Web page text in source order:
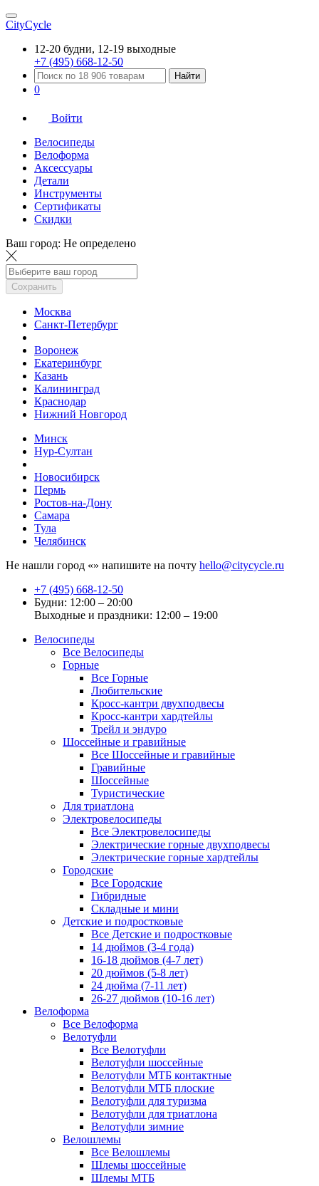
CityCycle
12-20 будни, 12-19 выходные
+7 (495) 668-12-50
Найти
0
Войти
Велосипеды
Велоформа
Аксессуары
Детали
Инструменты
Сертификаты
Скидки
Ваш город: Не определено
Сохранить
Москва
Санкт-Петербург
Воронеж
Екатеринбург
Казань
Калининград
Краснодар
Нижний Новгород
Минск
Нур-Султан
Новосибирск
Пермь
Ростов-на-Дону
Самара
Тула
Челябинск
Не нашли город «» напишите на почту hello@citycycle.ru
+7 (495) 668-12-50
Будни: 12:00 – 20:00
Выходные и праздники: 12:00 – 19:00
Велосипеды
Все Велосипеды
Горные
Все Горные
Любительские
Кросс-кантри двухподвесы
Кросс-кантри хардтейлы
Трейл и эндуро
Шоссейные и гравийные
Все Шоссейные и гравийные
Гравийные
Шоссейные
Туристические
Для триатлона
Электровелосипеды
Все Электровелосипеды
Электрические горные двухподвесы
Электрические горные хардтейлы
Городские
Все Городские
Гибридные
Складные и мини
Детские и подростковые
Все Детские и подростковые
14 дюймов (3-4 года)
16-18 дюймов (4-7 лет)
20 дюймов (5-8 лет)
24 дюйма (7-11 лет)
26-27 дюймов (10-16 лет)
Велоформа
Все Велоформа
Велотуфли
Все Велотуфли
Велотуфли шоссейные
Велотуфли МТБ контактные
Велотуфли МТБ плоские
Велотуфли для туризма
Велотуфли для триатлона
Велотуфли зимние
Велошлемы
Все Велошлемы
Шлемы шоссейные
Шлемы МТБ